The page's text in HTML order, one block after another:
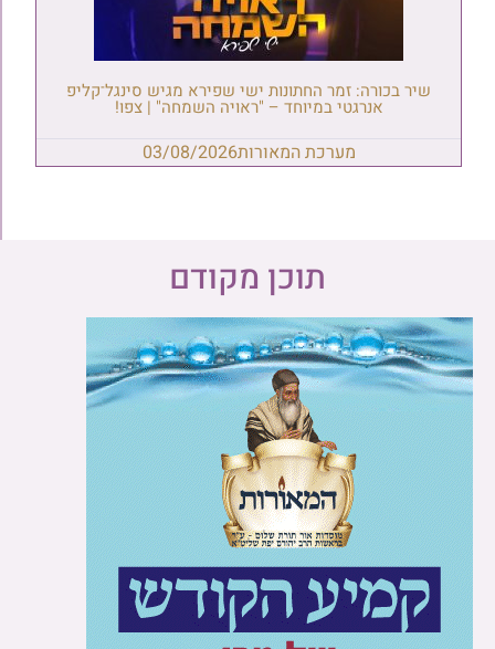
שיר בכורה: זמר החתונות ישי שפירא מגיש סינגל־קליפ
אנרגטי במיוחד – "ראויה השמחה" | צפו!
מערכת המאורות03/08/2026
תוכן מקודם